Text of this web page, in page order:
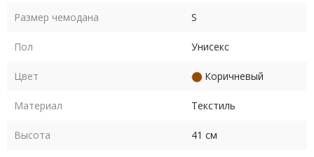
Размер чемодана S
Пол Унисекс
Цвет Коричневый
Материал Текстиль
Высота 41 см